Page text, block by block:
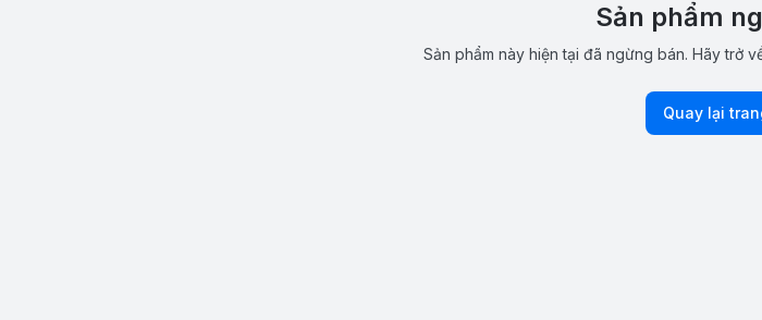
Sản phẩm
Sản phẩm này hiện tại đã ngừng bán. Hãy trở
Quay lại